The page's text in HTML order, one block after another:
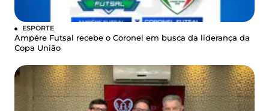
ESPORTE
Ampére Futsal recebe o Coronel em busca da liderança da
Copa União